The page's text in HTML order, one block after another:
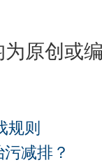
原创或
规则
减排？